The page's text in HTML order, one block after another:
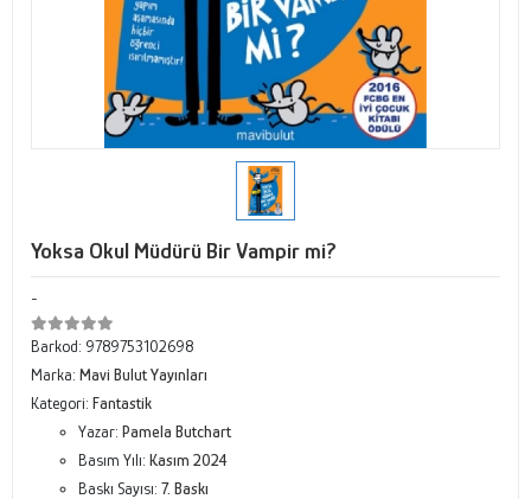
Yoksa Okul Müdürü Bir Vampir mi?
-
Barkod: 9789753102698
Marka: Mavi Bulut Yayınları
Kategori: Fantastik
Yazar: Pamela Butchart
Basım Yılı: Kasım 2024
Baskı Sayısı: 7. Baskı